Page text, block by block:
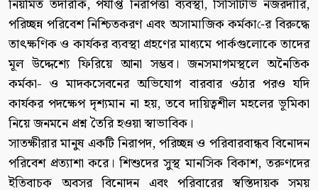
নিয়মিত তদারকি, পর্যাপ্ত নিরাপত্তা ব্যবস্থা, সিসিটিভি নজরদারি,
পরিচ্ছন্ন পরিবেশ নিশ্চিতকরণ এবং অসামাজিক কর্মকা-ের বিরুদ্ধে
তাৎক্ষণিক ও কার্যকর ব্যবস্থা গ্রহণের মাধ্যমে পার্কগুলোকে তাদের
মূল উদ্দেশ্যে ফিরিয়ে আনা সম্ভব। জনসমাগমস্থলে অনৈতিক
কর্মকা- ও মাদকসেবনের অভিযোগ বারবার ওঠার পরও যদি
কার্যকর পদক্ষেপ দৃশ্যমান না হয়, তবে দায়িত্বশীল মহলের ভূমিকা
নিয়ে জনমনে প্রশ্ন তৈরি হওয়া স্বাভাবিক।
সাতক্ষীরার মানুষ একটি নিরাপদ, পরিচ্ছন্ন ও পরিবারবান্ধব বিনোদন
পরিবেশ প্রত্যাশা করে। শিশুদের সুস্থ মানসিক বিকাশ, তরুণদের
ইতিবাচক অবসর বিনোদন এবং পরিবারের স্বস্তিদায়ক সময়